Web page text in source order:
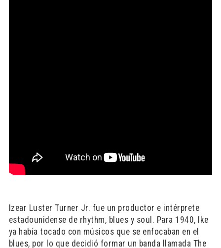
Izear Luster Turner Jr. fue un productor e intérprete
estadounidense de rhythm, blues y soul. Para 1940, Ike
ya había tocado con músicos que se enfocaban en el
blues, por lo que decidió formar un banda llamada The